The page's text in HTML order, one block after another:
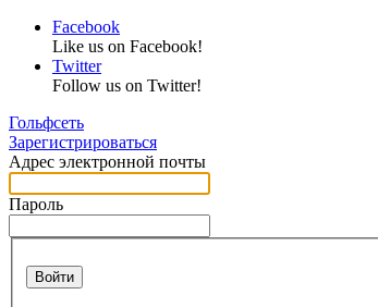
Facebook
Like us on Facebook!
Twitter
Follow us on Twitter!
Гольфсеть
Зарегистрироваться
Адрес электронной почты
Пароль
Войти